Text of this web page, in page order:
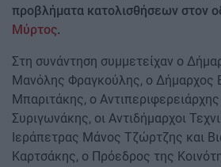
προβλήματα κατολισθήσεων στον
Μύρτος.
Στη συνάντηση συμμετείχαν ο
Μανόλης Φραγκούλης, ο Δήμαρχος
Μπαριτάκης, ο
Συριγωνάκης, οι Αντιδήμαρχοι
Ιεράπετρας Μάνος Τζώρτζης και
Καρτσάκης, ο Πρόεδρος της